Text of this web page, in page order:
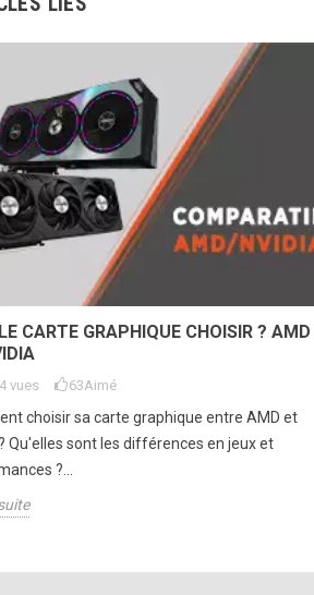
CARTE GRAPHIQUE CHOISIR ? AMD
vues 63Aimé
choisir sa carte graphique entre AMD et
Qu'elles sont les différences en jeux et
?...